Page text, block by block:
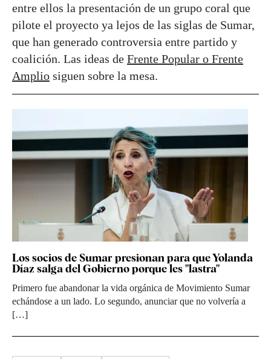
entre ellos la presentación de un grupo coral que
pilote el proyecto ya lejos de las siglas de Sumar,
que han generado controversia entre partido y
coalición. Las ideas de Frente Popular o Frente
Amplio siguen sobre la mesa.
Los socios de Sumar presionan para que Yolanda
Díaz salga del Gobierno porque les "lastra"
Primero fue abandonar la vida orgánica de Movimiento Sumar
echándose a un lado. Lo segundo, anunciar que no volvería a
[…]